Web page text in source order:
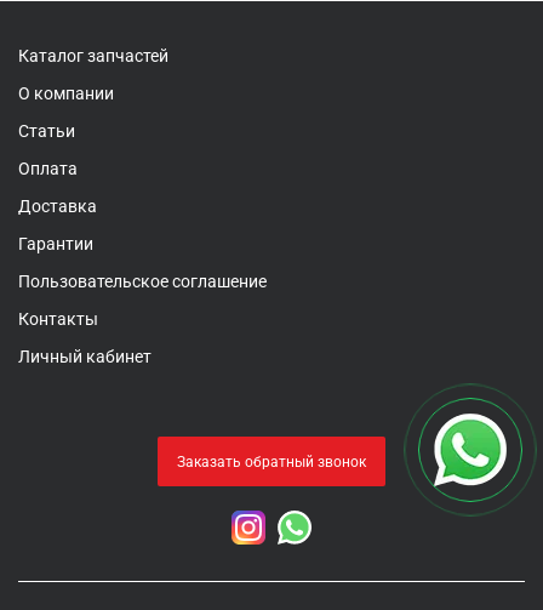
Каталог запчастей
О компании
Статьи
Оплата
Доставка
Гарантии
Пользовательское соглашение
Контакты
Личный кабинет
Заказать обратный звонок